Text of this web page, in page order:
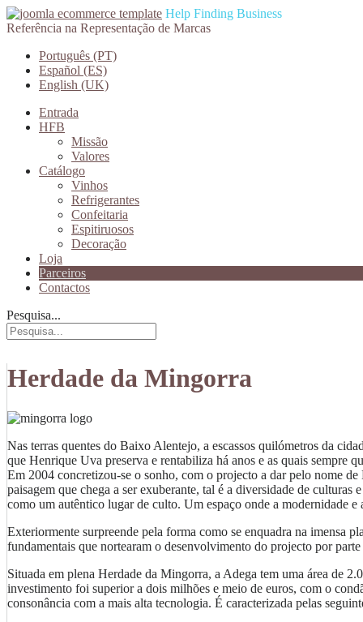
Help Finding Business
Referência na Representação de Marcas
Português (PT)
Español (ES)
English (UK)
Entrada
HFB
Missão
Valores
Catálogo
Vinhos
Refrigerantes
Confeitaria
Espitiruosos
Decoração
Loja
Parceiros
Contactos
Pesquisa...
Herdade da Mingorra
Nas terras quentes do Baixo Alentejo, a escassos quilómetros da
que Henrique Uva preserva e rentabiliza há anos e as quais sempre
Em 2004 concretizou-se o sonho, com o projecto a dar pelo nome
paisagem que chega a ser exuberante, tal é a diversidade de
como um autêntico lugar de culto. Um espaço onde a modernidade
Exteriormente surpreende pela forma como se enquadra na imensa
fundamentais que nortearam o desenvolvimento do projecto por
Situada em plena Herdade da Mingorra, a Adega tem uma área de
investimento foi superior a dois milhões e meio de euros, com o
consonância com a mais alta tecnologia. É caracterizada pelas